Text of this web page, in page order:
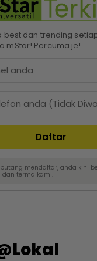
best dan trending
mStar! Percuma je!
mendaftar, anda kini
dan terma kami.